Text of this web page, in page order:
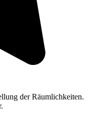
der Räumlichkeiten.